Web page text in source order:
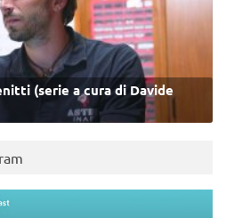
(serie a cura di Davide